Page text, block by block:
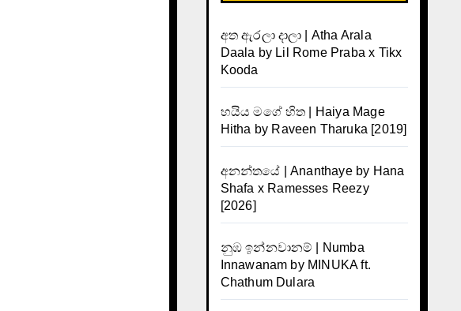
අත ඇරලා දාලා | Atha Arala
Daala by Lil Rome Praba x Tikx
Kooda
හයිය මගේ හිත | Haiya Mage
Hitha by Raveen Tharuka [2019]
අනන්තයේ | Ananthaye by Hana
Shafa x Ramesses Reezy
[2026]
නුඹ ඉන්නවානම් | Numba
Innawanam by MINUKA ft.
Chathum Dulara